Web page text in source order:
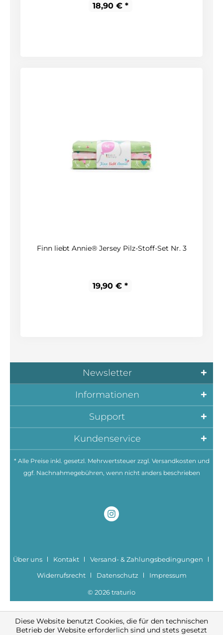
18,90 € *
Finn liebt Annie® Jersey Pilz-Stoff-Set Nr. 3
19,90 € *
Kundenservice
Support
Informationen
Newsletter
* Alle Preise inkl. gesetzl. Mehrwertsteuer zzgl. Versandkosten und
ggf. Nachnahmegebühren, wenn nicht anders beschrieben
Über uns Kontakt
Versand- & Zahlungsbedingungen
Widerrufsrecht
Datenschutz Impressum
© 2026 traturio
Diese Website benutzt Cookies, die für den technischen
Betrieb der Website erforderlich sind und stets gesetzt